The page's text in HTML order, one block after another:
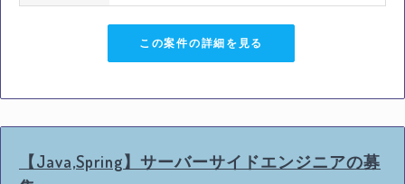
この案件の詳細を見る
【Java,Spring】サーバーサイドエンジニアの募